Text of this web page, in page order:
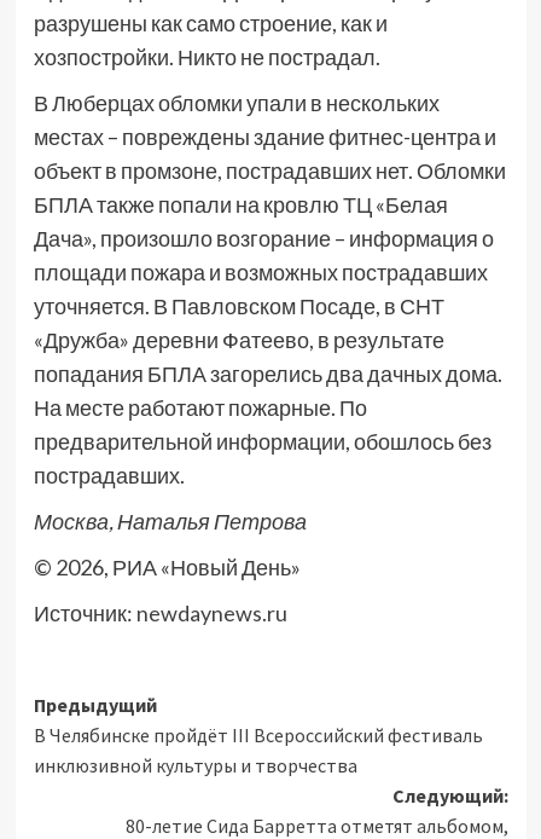
разрушены как само строение, как и
хозпостройки. Никто не пострадал.
В Люберцах обломки упали в нескольких
местах – повреждены здание фитнес-центра и
объект в промзоне, пострадавших нет. Обломки
БПЛА также попали на кровлю ТЦ «Белая
Дача», произошло возгорание – информация о
площади пожара и возможных пострадавших
уточняется. В Павловском Посаде, в СНТ
«Дружба» деревни Фатеево, в результате
попадания БПЛА загорелись два дачных дома.
На месте работают пожарные. По
предварительной информации, обошлось без
пострадавших.
Москва, Наталья Петрова
© 2026, РИА «Новый День»
Источник: newdaynews.ru
Навигация
записи
Предыдущий
В Челябинске пройдёт III Всероссийский фестиваль
инклюзивной культуры и творчества
Следующий:
80-летие Сида Барретта отметят альбомом,